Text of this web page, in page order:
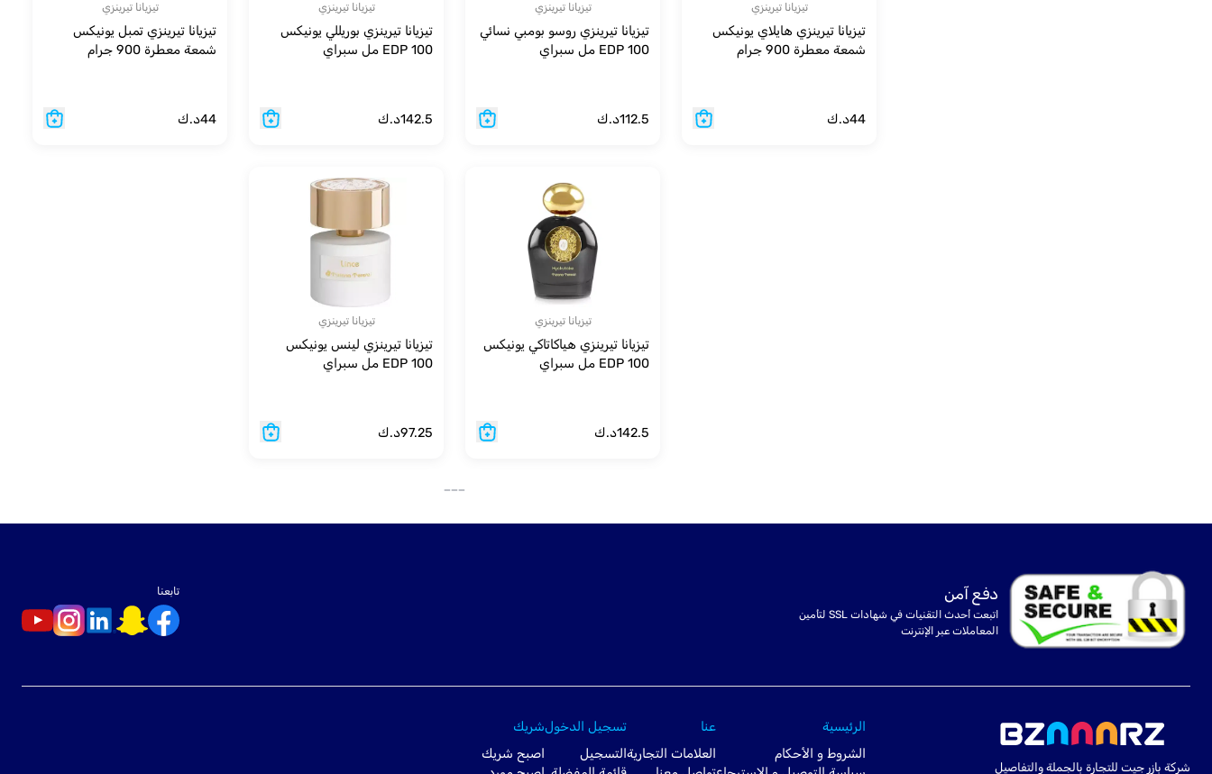
تيزيانا تيرينزي
تيزيانا تيرينزي هايلاي يونيكس
شمعة معطرة 900 جرام
44د.ك
تيزيانا تيرينزي
تيزيانا تيرينزي روسو بومبي نسائي
EDP 100 مل سبراي
112.5د.ك
تيزيانا تيرينزي
تيزيانا تيرينزي بوريللي يونيكس
EDP 100 مل سبراي
142.5د.ك
تيزيانا تيرينزي
تيزيانا تيرينزي تمبل يونيكس
شمعة معطرة 900 جرام
44د.ك
تيزيانا تيرينزي
تيزيانا تيرينزي هياكاتاكي يونيكس
EDP 100 مل سبراي
142.5د.ك
تيزيانا تيرينزي
تيزيانا تيرينزي لينس يونيكس
EDP 100 مل سبراي
97.25د.ك
___
دفع آمن
اتبعت أحدث التقنيات في شهادات SSL لتأمين
المعاملات عبر الإنترنت
تابعنا
شركة بازر جيت للتجارة بالجملة والتفاصيل
الرئيسية
الشروط و الأحكام
عنا
العلامات التجارية
تسجيل الدخول
التسجيل
شريك
اصبح شريك